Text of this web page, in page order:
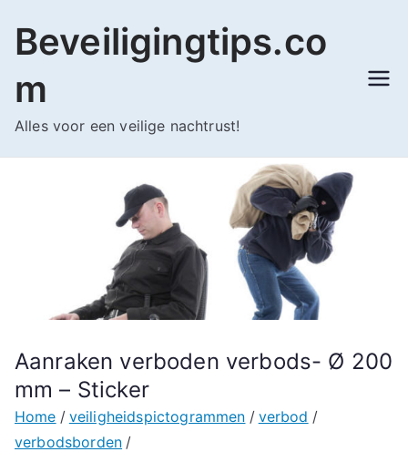
naar
inhoud
Beveiligingtips.co
m
Alles voor een veilige nachtrust!
Aanraken verboden verbods- Ø 200
mm – Sticker
Home veiligheidspictogrammen
verbod
verbodsborden